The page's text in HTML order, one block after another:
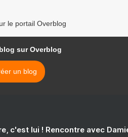
le portail Overblog
sur Overblog
un blog
c'est lui ! Rencontre avec